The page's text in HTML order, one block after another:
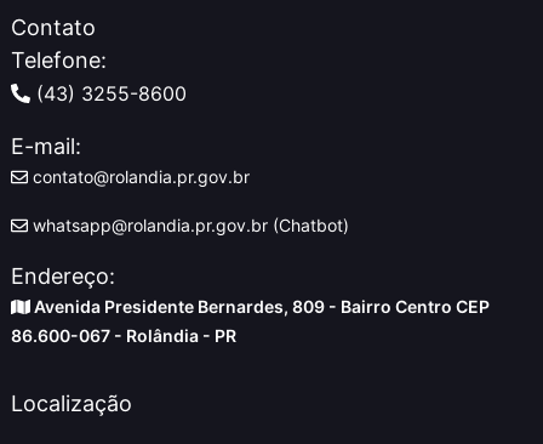
Contato
Telefone:
(43) 3255-8600
E-mail:
contato@rolandia.pr.gov.br
whatsapp@rolandia.pr.gov.br (Chatbot)
Endereço:
Avenida Presidente Bernardes, 809 - Bairro Centro CEP
86.600-067 - Rolândia - PR
Localização